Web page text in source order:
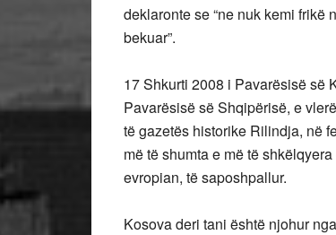
deklaronte se “ne nuk kemi frikë
bekuar”.
17 Shkurti 2008 i Pavarësisë së
Pavarësisë së Shqipërisë, e
të gazetës historike Rilindja, në
më të shumta e më të
evropian, të saposhpallur.
Kosova deri tani është njohur